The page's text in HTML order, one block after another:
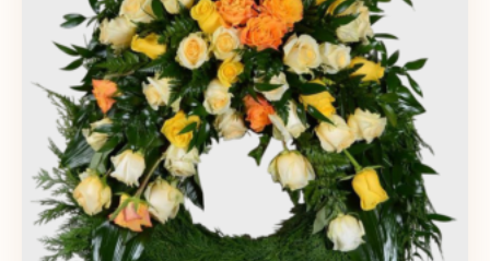
Hjärta
Begravningskrans
Sorgdekoration
Sorgbukett
Personligt arrangemang
Kistdekoration